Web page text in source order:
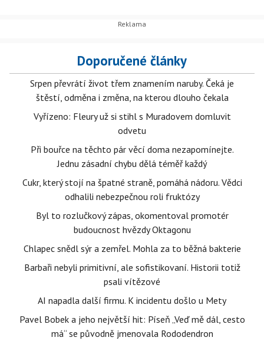
Doporučené články
Srpen převrátí život třem znamením naruby. Čeká je
štěstí, odměna i změna, na kterou dlouho čekala
Vyřízeno: Fleury už si stihl s Muradovem domluvit
odvetu
Při bouřce na těchto pár věcí doma nezapomínejte.
Jednu zásadní chybu dělá téměř každý
Cukr, který stojí na špatné straně, pomáhá nádoru. Vědci
odhalili nebezpečnou roli fruktózy
Byl to rozlučkový zápas, okomentoval promotér
budoucnost hvězdy Oktagonu
Chlapec snědl sýr a zemřel. Mohla za to běžná bakterie
Barbaři nebyli primitivní, ale sofistikovaní. Historii totiž
psali vítězové
AI napadla další firmu. K incidentu došlo u Mety
Pavel Bobek a jeho největší hit: Píseň „Veď mě dál, cesto
má“ se původně jmenovala Rododendron